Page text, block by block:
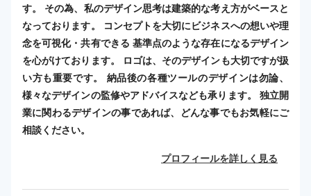
す。 その為、私のデザイン思考は建築的な考え方がベースと
なっております。 コンセプトを大切にビジネスへの想いや理
念を可視化・共有できる 基準点のような存在になるデザイン
を心がけております。 ロゴは、そのデザインも大切ですが扱
い方も重要です。 納品後の各種ツールのデザインは勿論、
様々なデザインの監修やアドバイスなども承ります。 独立開
業に関わるデザインの事であれば、どんな事でもお気軽にご
相談ください。
プロフィールを詳しく見る